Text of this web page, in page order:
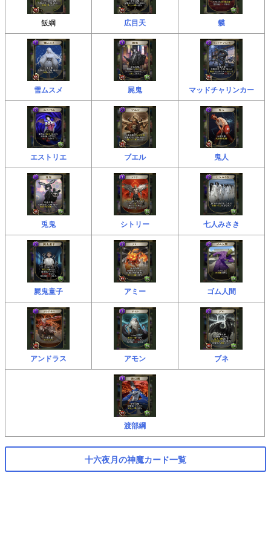
飯綱 広目天 貘
雪ムスメ 屍鬼 マッドチャリンカー
エストリエ ブエル 鬼人
兎鬼 シトリー 七人みさき
屍鬼童子 アミー ゴム人間
アンドラス アモン ブネ
渡部綱
十六夜月の神魔カード一覧